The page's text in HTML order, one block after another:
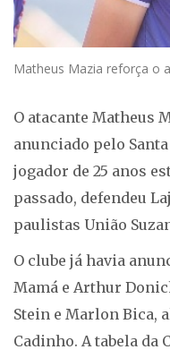
Matheus Mazia reforça o
O atacante Matheus
anunciado pelo
jogador de 25 anos
passado, defendeu
paulistas União
O clube já havia
Mamá e Arthur
Stein e Marlon Bica,
Cadinho. A tabela da